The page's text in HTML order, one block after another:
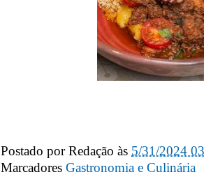
Postado porRedação às 5/31/2024
Marcadores Gastronomia e Culinária